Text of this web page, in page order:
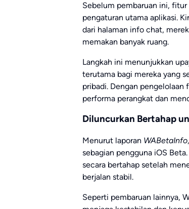
Sebelum pembaruan ini,
pengaturan utama aplikasi.
dari halaman info chat,
memakan banyak ruang.
Langkah ini menunjukkan
terutama bagi mereka yang
pribadi. Dengan
performa perangkat dan
Diluncurkan Bertahap
Menurut laporan WABetaInfo
sebagian pengguna iOS
secara bertahap setelah
berjalan stabil.
Seperti pembaruan lainnya,